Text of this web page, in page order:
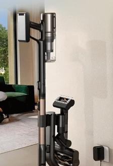
мессенджере МАХ